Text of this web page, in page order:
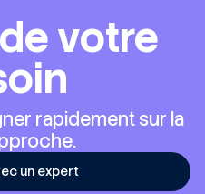
votre
rapidement sur la
un expert